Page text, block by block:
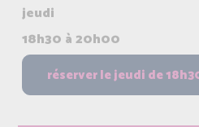
jeudi
18h30 à 20h00